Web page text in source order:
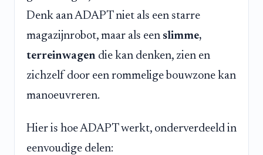
Denk aan ADAPT niet als een starre
magazijnrobot, maar als een slimme,
terreinwagen die kan denken, zien en
zichzelf door een rommelige bouwzone kan
manoeuvreren.
Hier is hoe ADAPT werkt, onderverdeeld in
eenvoudige delen: